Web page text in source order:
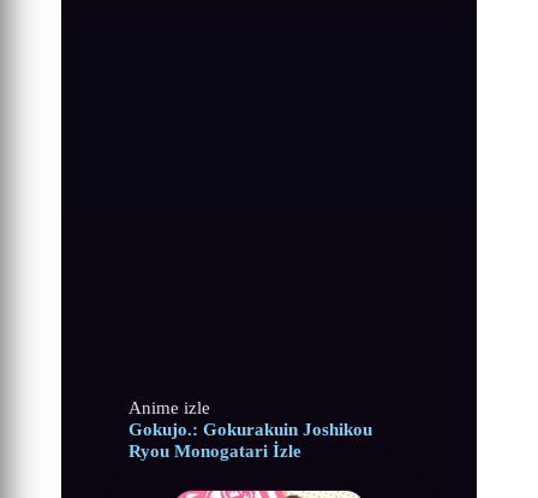
Anime izle
Gokujo.: Gokurakuin Joshikou
Ryou Monogatari İzle